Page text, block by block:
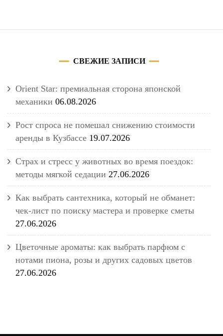
СВЕЖИЕ ЗАПИСИ
Orient Star: премиальная сторона японской
механики 06.08.2026
Рост спроса не помешал снижению стоимости
аренды в Кузбассе 19.07.2026
Страх и стресс у животных во время поездок:
методы мягкой седации 27.06.2026
Как выбрать сантехника, который не обманет:
чек-лист по поиску мастера и проверке сметы
27.06.2026
Цветочные ароматы: как выбрать парфюм с
нотами пиона, розы и других садовых цветов
27.06.2026